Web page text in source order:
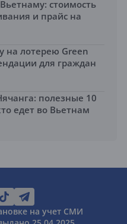
стоимость
и прайс на
на лотерею Green
для граждан
полезные 10
едет во Вьетнам
на учет СМИ